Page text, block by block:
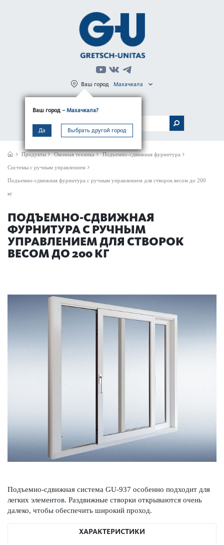
Ваш город – Махачкала?
Да Выбрать другой город
Ваш город Махачкала
МЕНЮ
Продукты Оконная техника Подъемно-сдвижная фурнитура
Системы с ручным управлением
Подъемно-сдвижная фурнитура с ручным управлением для створок весом до 200
кг
ПОДЪЕМНО-СДВИЖНАЯ
ФУРНИТУРА С РУЧНЫМ
УПРАВЛЕНИЕМ ДЛЯ СТВОРОК
ВЕСОМ ДО 200 КГ
Подъемно-сдвижная система GU-937 особенно подходит для
легких элементов. Раздвижные створки открываются очень
далеко, чтобы обеспечить широкий проход.
ХАРАКТЕРИСТИКИ